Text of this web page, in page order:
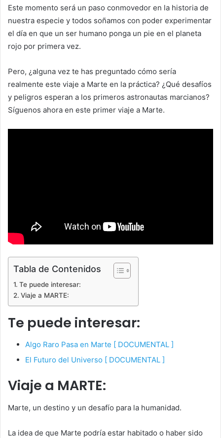
Este momento será un paso conmovedor en la historia de
nuestra especie y todos soñamos con poder experimentar
el día en que un ser humano ponga un pie en el planeta
rojo por primera vez.
Pero, ¿alguna vez te has preguntado cómo sería
realmente este viaje a Marte en la práctica? ¿Qué desafíos
y peligros esperan a los primeros astronautas marcianos?
Síguenos ahora en este primer viaje a Marte.
Tabla de Contenidos
Te puede interesar:
Viaje a MARTE:
Te puede interesar:
Algo Raro Pasa en Marte [ DOCUMENTAL ]
El Futuro del Universo [ DOCUMENTAL ]
Viaje a MARTE:
Marte, un destino y un desafío para la humanidad.
La idea de que Marte podría estar habitado o haber sido